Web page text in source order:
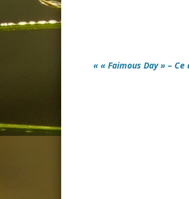
« « Faimous Day » –